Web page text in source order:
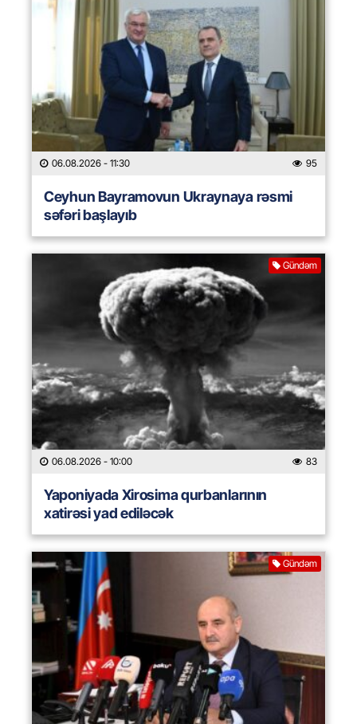
06.08.2026 - 11:30 95
Ceyhun Bayramovun Ukraynaya rəsmi
səfəri başlayıb
Gündəm
06.08.2026 - 10:00 83
Yaponiyada Xirosima qurbanlarının
xatirəsi yad ediləcək
Gündəm